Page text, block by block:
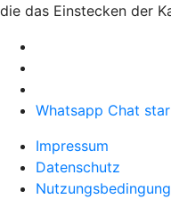
die das Einstecken der
Whatsapp Chat
Impressum
Datenschutz